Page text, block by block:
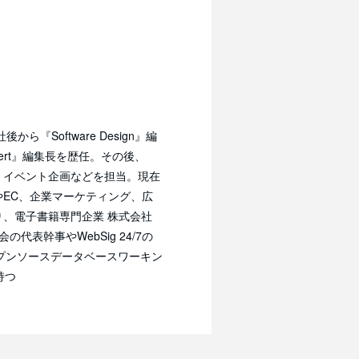
後から『Software Design』編
編集長を歴任。その後、
ベント企画などを担当。現在
、企業マーケティング、広
電子書籍専門企業 株式会社
の代表幹事やWebSig 24/7の
ソースデータベースワーキン
つ